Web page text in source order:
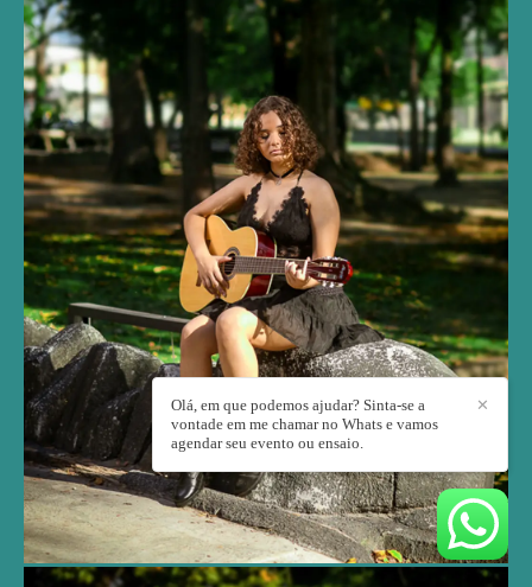
✕
Olá, em que podemos ajudar? Sinta-se a
vontade em me chamar no Whats e vamos
agendar seu evento ou ensaio.